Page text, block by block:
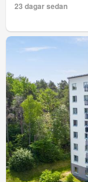
23 dagar sedan